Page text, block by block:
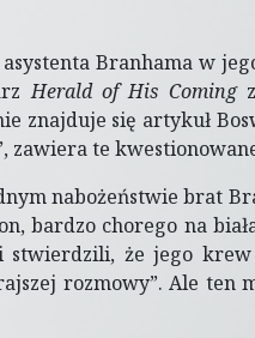
Branhama w
Herald of His Comingz
znajduje się artykuł
zawiera te
nabożeństwie brat
chorego na
że jego
rozmowy”. Ale ten